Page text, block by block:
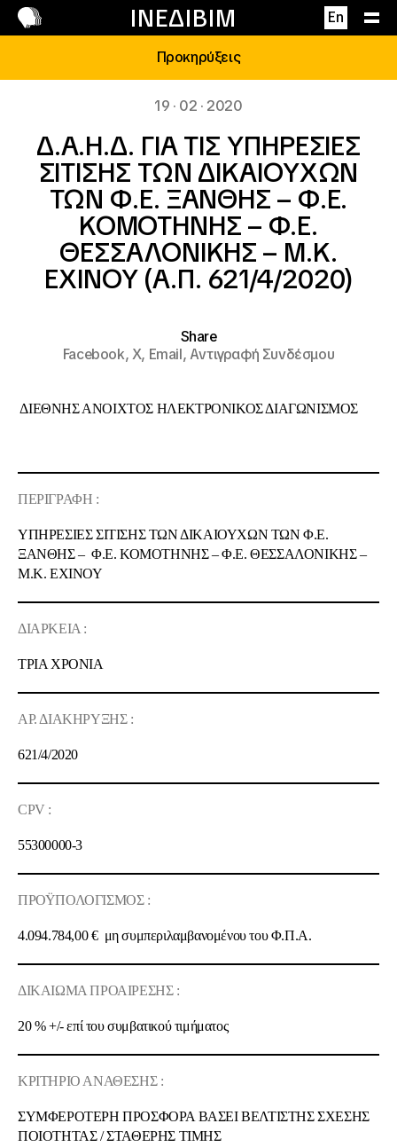
ΙΝΕΔΙΒΙΜ En
Επικοινωνία
Προκηρύξεις
19 · 02 · 2020
Δ.Α.Η.Δ. ΓΙΑ ΤΙΣ ΥΠΗΡΕΣΙΕΣ
ΣΙΤΙΣΗΣ ΤΩΝ ΔΙΚΑΙΟΥΧΩΝ
ΤΩΝ Φ.Ε. ΞΑΝΘΗΣ – Φ.Ε.
ΚΟΜΟΤΗΝΗΣ – Φ.Ε.
ΘΕΣΣΑΛΟΝΙΚΗΣ – Μ.Κ.
ΕΧΙΝΟΥ (Α.Π. 621/4/2020)
Share
Facebook,X, Email,Αντιγραφή Συνδέσμου
ΔΙΕΘΝΗΣ ΑΝΟΙΧΤΟΣ ΗΛΕΚΤΡΟΝΙΚΟΣ ΔΙΑΓΩΝΙΣΜΟΣ
ΠΕΡΙΓΡΑΦΗ :
ΥΠΗΡΕΣΙΕΣ ΣΙΤΙΣΗΣ ΤΩΝ ΔΙΚΑΙΟΥΧΩΝ ΤΩΝ Φ.Ε.
ΞΑΝΘΗΣ – Φ.Ε. ΚΟΜΟΤΗΝΗΣ – Φ.Ε. ΘΕΣΣΑΛΟΝΙΚΗΣ –
Μ.Κ. ΕΧΙΝΟΥ
ΔΙΑΡΚΕΙΑ :
ΤΡΙΑ ΧΡΟΝΙΑ
ΑΡ. ΔΙΑΚΗΡΥΞΗΣ :
621/4/2020
CPV :
55300000-3
ΠΡΟΫΠΟΛΟΓΙΣΜΟΣ :
4.094.784,00 € μη συμπεριλαμβανομένου του Φ.Π.Α.
ΔΙΚΑΙΩΜΑ ΠΡΟΑΙΡΕΣΗΣ :
20 % +/-επί του συμβατικού τιμήματος
ΚΡΙΤΗΡΙΟ ΑΝΑΘΕΣΗΣ :
ΣΥΜΦΕΡΟΤΕΡΗ ΠΡΟΣΦΟΡΑ ΒΑΣΕΙ ΒΕΛΤΙΣΤΗΣ ΣΧΕΣΗΣ
ΠΟΙOΤΗΤΑΣ / ΣΤΑΘΕΡΗΣ ΤΙΜΗΣ